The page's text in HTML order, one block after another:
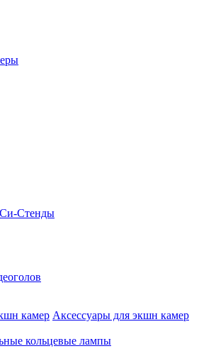
Си-Стенды
камер Аксессуары для экшн камер
кольцевые лампы